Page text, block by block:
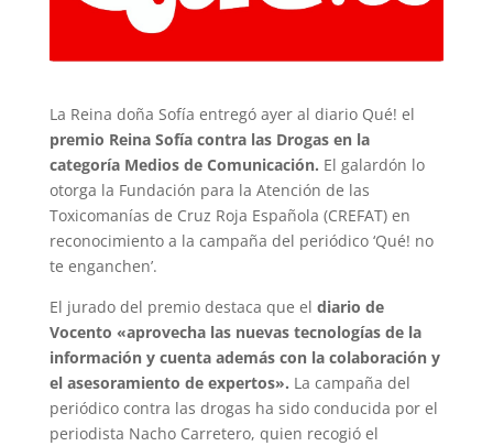
La Reina doña Sofía entregó ayer al diario Qué! el
premio Reina Sofía contra las Drogas en la
categoría Medios de Comunicación. El galardón lo
otorga la Fundación para la Atención de las
Toxicomanías de Cruz Roja Española (CREFAT) en
reconocimiento a la campaña del periódico ‘Qué! no
te enganchen’.
El jurado del premio destaca que el diario de
Vocento «aprovecha las nuevas tecnologías de la
información y cuenta además con la colaboración y
el asesoramiento de expertos». La campaña del
periódico contra las drogas ha sido conducida por el
periodista Nacho Carretero, quien recogió el